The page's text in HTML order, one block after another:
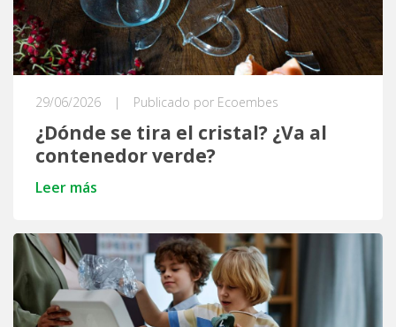
29/06/2026 | Publicado por Ecoembes
¿Dónde se tira el cristal? ¿Va al
contenedor verde?
Leer más